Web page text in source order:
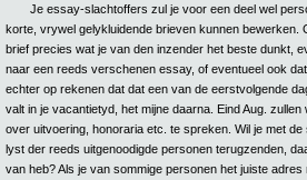
Je essay-slachtoffers zul je voor een deel wel
korte, vrywel gelykluidende brieven kunnen bewerken.
brief precies wat je van den inzender het beste dunkt,
naar een reeds verschenen essay, of eventueel ook
echter op rekenen dat dat een van de eerstvolgende
valt in je vacantietyd, het mijne daarna. Eind Aug.
over uitvoering, honoraria etc. te spreken. Wil je met
lyst der reeds uitgenoodigde personen terugzenden,
van heb? Als je van sommige personen het juiste